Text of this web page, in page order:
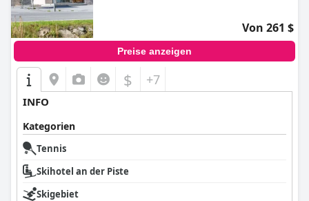
Von 261 $
Preise anzeigen
$ +7
INFO
Kategorien
Tennis
Skihotel an der Piste
Skigebiet